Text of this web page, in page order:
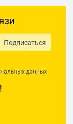
Подписаться
данных